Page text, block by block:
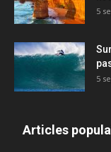
5
5
Articles